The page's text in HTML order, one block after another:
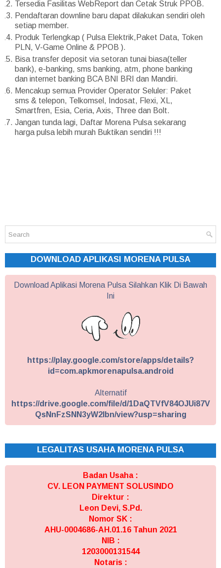
Tersedia Fasilitas WebReport dan Cetak Struk PPOB.
Pendaftaran downline baru dapat dilakukan sendiri oleh
setiap member.
Produk Terlengkap ( Pulsa Elektrik,Paket Data, Token
PLN, V-Game Online & PPOB ).
Bisa transfer deposit via setoran tunai biasa(teller
bank), e-banking, sms banking, atm, phone banking
dan internet banking BCA BNI BRI dan Mandiri.
Mencakup semua Provider Operator Seluler: Paket
sms & telepon, Telkomsel, Indosat, Flexi, XL,
Smartfren, Esia, Ceria, Axis, Three dan Bolt.
Jangan tunda lagi, Daftar Morena Pulsa sekarang
harga pulsa lebih murah Buktikan sendiri !!!
DOWNLOAD APLIKASI MORENA PULSA
Download Aplikasi Morena Pulsa Silahkan Klik Di Bawah
Ini
https://play.google.com/store/apps/details?
id=com.apkmorenapulsa.android
Alternatif
https://drive.google.com/file/d/1DaQTVfV84OJUi87V
QsNnFzSNN3yW2Ibn/view?usp=sharing
LEGALITAS USAHA MORENA PULSA
Badan Usaha :
CV. LEON PAYMENT SOLUSINDO
Direktur :
Leon Devi, S.Pd.
Nomor SK :
AHU-0004686-AH.01.16 Tahun 2021
NIB :
1203000131544
Notaris :